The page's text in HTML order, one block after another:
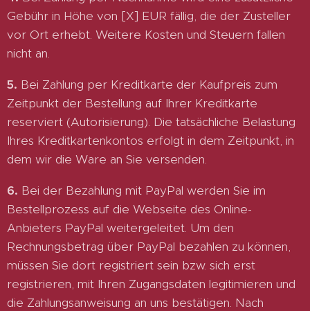
Gebühr in Höhe von [X] EUR fällig, die der Zusteller
vor Ort erhebt. Weitere Kosten und Steuern fallen
nicht an.
5. Bei Zahlung per Kreditkarte der Kaufpreis zum
Zeitpunkt der Bestellung auf Ihrer Kreditkarte
reserviert (Autorisierung). Die tatsächliche Belastung
Ihres Kreditkartenkontos erfolgt in dem Zeitpunkt, in
dem wir die Ware an Sie versenden.
6. Bei der Bezahlung mit PayPal werden Sie im
Bestellprozess auf die Webseite des Online-
Anbieters PayPal weitergeleitet. Um den
Rechnungsbetrag über PayPal bezahlen zu können,
müssen Sie dort registriert sein bzw. sich erst
registrieren, mit Ihren Zugangsdaten legitimieren und
die Zahlungsanweisung an uns bestätigen. Nach